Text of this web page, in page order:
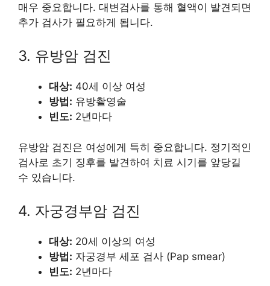
매우 중요합니다. 대변검사를 통해 혈액이 발견되면
추가 검사가 필요하게 됩니다.
3. 유방암 검진
대상: 40세 이상 여성
방법: 유방촬영술
빈도: 2년마다
유방암 검진은 여성에게 특히 중요합니다. 정기적인
검사로 초기 징후를 발견하여 치료 시기를 앞당길
수 있습니다.
4. 자궁경부암 검진
대상: 20세 이상의 여성
방법: 자궁경부 세포 검사 (Pap smear)
빈도: 2년마다